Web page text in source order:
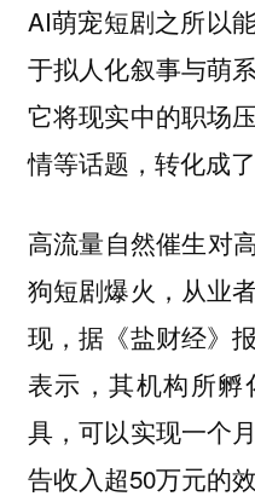
AI萌宠短剧之所以
于拟人化叙事与萌
它将现实中的职场
情等话题，转化成
高流量自然催生对
狗短剧爆火，从业
现，据《盐财经》
表示，其机构所
具，可以实现一个
告收入超50万元的效